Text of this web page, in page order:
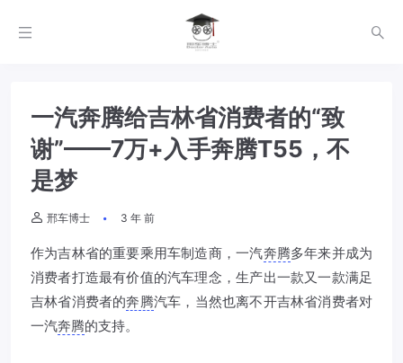
一汽奔腾给吉林省消费者的“致
谢”——7万+入手奔腾T55，不
是梦
邢车博士 3 年 前
作为吉林省的重要乘用车制造商，一汽奔腾多年来并成为
消费者打造最有价值的汽车理念，生产出一款又一款满足
吉林省消费者的奔腾汽车，当然也离不开吉林省消费者对
一汽奔腾的支持。